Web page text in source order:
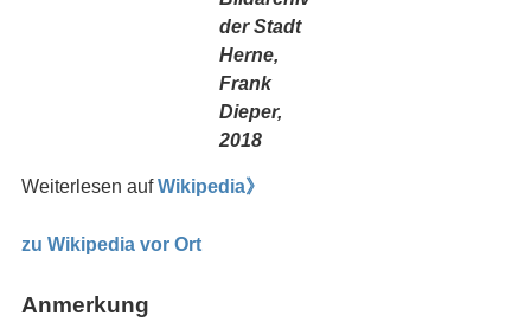
der Stadt
Herne,
Frank
Dieper,
2018
Weiterlesen aufWikipedia》
zu Wikipedia vor Ort
Anmerkung